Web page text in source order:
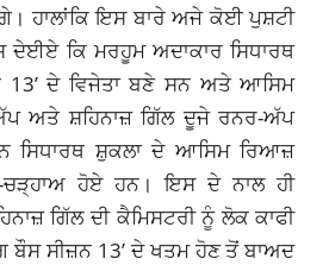
ਹਾਲਾਂਕਿ ਇਸ ਬਾਰੇ ਅਜੇ ਕੋਈ ਪੁਸ਼ਟੀ
ਦੇਈਏ ਕਿ ਮਰਹੂਮਅਦਾਕਾਰਸਿਧਾਰਥ
13’ ਦੇ ਵਿਜੇਤਾ ਬਣੇ ਸਨ ਅਤੇ ਆਸਿਮ
ਅਤੇ ਸ਼ਹਿਨਾਜ਼ ਗਿੱਲ ਦੂਜੇ ਰਨਰ-ਅੱਪ
ਸਿਧਾਰਥ ਸ਼ੁਕਲਾ ਦੇ ਆਸਿਮ ਰਿਆਜ਼
ਚੜ੍ਹਾਅ ਹੋਏ ਹਨ। ਇਸ ਦੇ ਨਾਲ ਹੀ
ਗਿੱਲ ਦੀ ਕੈਮਿਸਟਰੀ ਨੂੰ ਲੋਕ ਕਾਫੀ
ਬੌਸ ਸੀਜ਼ਨ 13’ ਦੇ ਖਤਮ ਹੋਣ ਤੋਂ ਬਾਅਦ